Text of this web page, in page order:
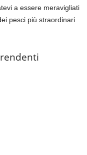
a essere meravigliati
pesci più straordinari